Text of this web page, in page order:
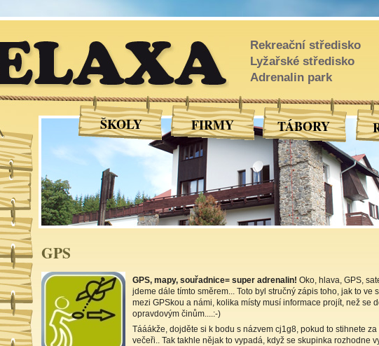
Rekreační středisko
Lyžařské středisko
Adrenalin park
GPS
GPS, mapy, souřadnice= super adrenalin! Oko, hlava, GPS,
jdeme dále tímto směrem... Toto byl stručný zápis toho, jak to ve
mezi GPSkou a námi, kolika místy musí informace projít, než se
opravdovým činům....:-)
Tááákže, dojděte si k bodu s názvem cj1g8, pokud to stihnete
večeři.. Tak takhle nějak to vypadá, když se skupinka rozhodne
ŠKOLY FIRMY TÁBORY